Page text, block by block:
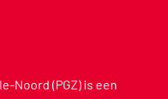
Noord (PGZ) is een